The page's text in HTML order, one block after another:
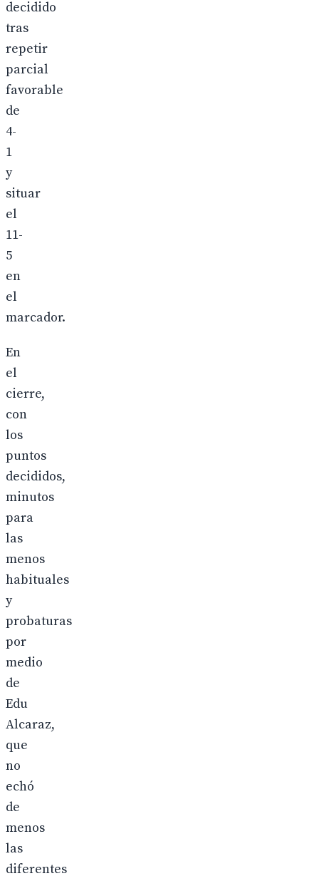
decidido
tras
repetir
parcial
favorable
de
4-
1
y
situar
el
11-
5
en
el
marcador.
En
el
cierre,
con
los
puntos
decididos,
minutos
para
las
menos
habituales
y
probaturas
por
medio
de
Edu
Alcaraz,
que
no
echó
de
menos
las
diferentes